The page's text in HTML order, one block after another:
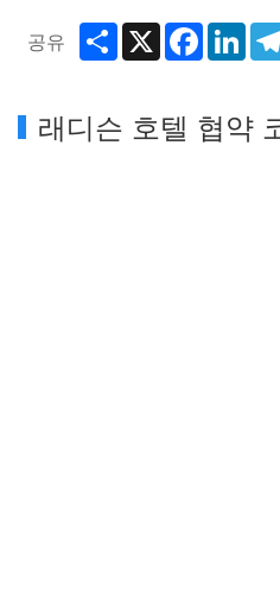
공유 ShareX
래디슨 호텔 협약